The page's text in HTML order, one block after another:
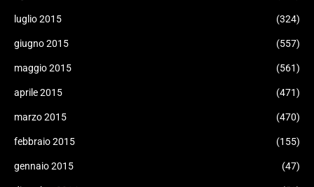
luglio 2015 (324)
giugno 2015 (557)
maggio 2015 (561)
aprile 2015 (471)
marzo 2015 (470)
febbraio 2015 (155)
gennaio 2015 (47)